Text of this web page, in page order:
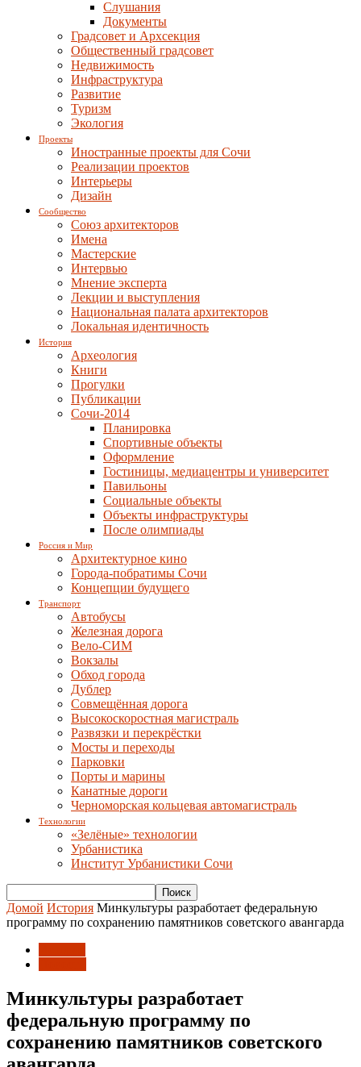
Слушания
Документы
Градсовет и Архсекция
Общественный градсовет
Недвижимость
Инфраструктура
Развитие
Туризм
Экология
Проекты
Иностранные проекты для Сочи
Реализации проектов
Интерьеры
Дизайн
Сообщество
Союз архитекторов
Имена
Мастерские
Интервью
Мнение эксперта
Лекции и выступления
Национальная палата архитекторов
Локальная идентичность
История
Археология
Книги
Прогулки
Публикации
Сочи-2014
Планировка
Спортивные объекты
Оформление
Гостиницы, медиацентры и университет
Павильоны
Социальные объекты
Объекты инфраструктуры
После олимпиады
Россия и Мир
Архитектурное кино
Города-побратимы Сочи
Концепции будущего
Транспорт
Автобусы
Железная дорога
Вело-СИМ
Вокзалы
Обход города
Дублер
Совмещённая дорога
Высокоскоростная магистраль
Развязки и перекрёстки
Мосты и переходы
Парковки
Порты и марины
Канатные дороги
Черноморская кольцевая автомагистраль
Технологии
«Зелёные» технологии
Урбанистика
Институт Урбанистики Сочи
Домой История Минкультуры разработает федеральную
программу по сохранению памятников советского авангарда
Минкультуры разработает
федеральную программу по
сохранению памятников советского